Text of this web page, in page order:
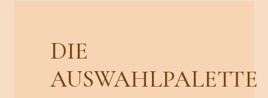
DIE
AUSWAHLPALETTE